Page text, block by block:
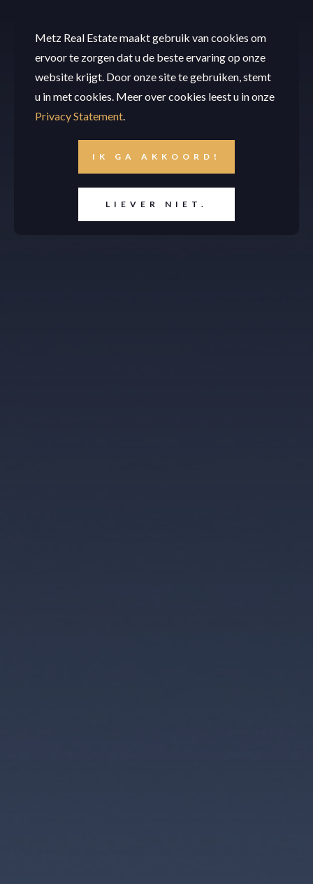
Metz Real Estate maakt gebruik van cookies om
ervoor te zorgen dat u de beste ervaring op onze
website krijgt. Door onze site te gebruiken, stemt
u in met cookies. Meer over cookies leest u in onze
Privacy Statement.
IK GA AKKOORD!
LIEVER NIET.